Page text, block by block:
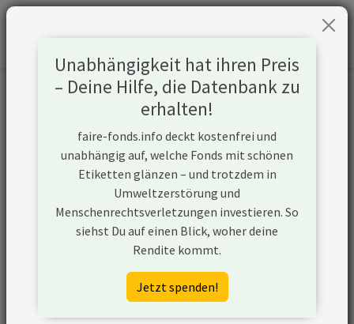
Informationen zum Unternehmen
Aluminum Corporation of China
Limited (CHALCO)
https://www.chalco.com.cn/en/
Konflikte
Kurzbeschreibung
Aluminum Corporation of China
Limited (CHALCO) ist ein
Unternehmen aus China, das sein
Unabhängigkeit hat ihren Preis
– Deine Hilfe, die Datenbank zu
erhalten!
faire-fonds.info deckt kostenfrei und
unabhängig auf, welche Fonds mit schönen
Etiketten glänzen – und trotzdem in
Umweltzerstörung und
Menschenrechtsverletzungen investieren. So
siehst Du auf einen Blick, woher deine
Rendite kommt.
Jetzt spenden!